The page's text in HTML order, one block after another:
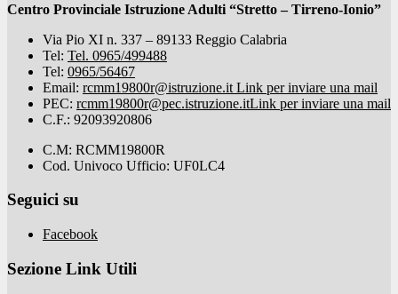
Centro Provinciale Istruzione Adulti “Stretto – Tirreno-Ionio”
Via Pio XI n. 337 – 89133 Reggio Calabria
Tel: Tel. 0965/499488
Tel: 0965/56467
Email: rcmm19800r@istruzione.it Link per inviare una mail
PEC: rcmm19800r@pec.istruzione.itLink per inviare una mail
C.F.: 92093920806
C.M: RCMM19800R
Cod. Univoco Ufficio: UF0LC4
Seguici su
Facebook
Sezione Link Utili